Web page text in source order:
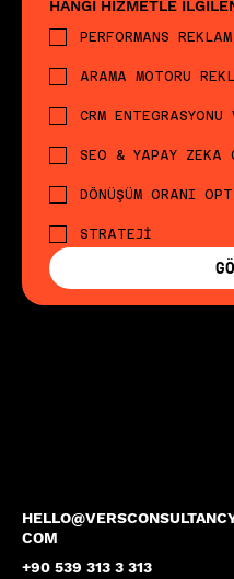
COM
+90 539 313 3 313
HANGİ HİZMETLE
PERFORMANS
ARAMA MOTORU
CRM ENTEGRASYONU
SEO & YAPAY ZEKA
DÖNÜŞÜM ORANI
STRATEJİ